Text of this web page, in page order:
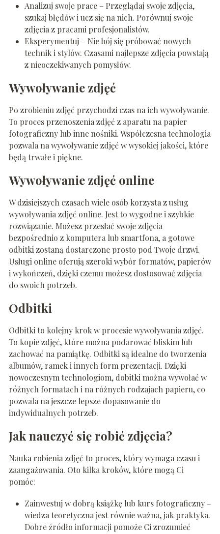
Analizuj swoje prace – Przeglądaj swoje zdjęcia,
szukaj błędów i ucz się na nich. Porównuj swoje
zdjęcia z pracami profesjonalistów.
Eksperymentuj – Nie bój się próbować nowych
technik i stylów. Czasami najlepsze zdjęcia powstają
z nieoczekiwanych pomysłów.
Wywoływanie zdjęć
Po zrobieniu zdjęć przychodzi czas na ich wywoływanie.
To proces przenoszenia zdjęć z aparatu na papier
fotograficzny lub inne nośniki. Współczesna technologia
pozwala na wywoływanie zdjęć w wysokiej jakości, które
będą trwałe i piękne.
Wywoływanie zdjęć online
W dzisiejszych czasach wiele osób korzysta z usług
wywoływania zdjęć online. Jest to wygodne i szybkie
rozwiązanie. Możesz przesłać swoje zdjęcia
bezpośrednio z komputera lub smartfona, a gotowe
odbitki zostaną dostarczone prosto pod Twoje drzwi.
Usługi online oferują szeroki wybór formatów, papierów
i wykończeń, dzięki czemu możesz dostosować zdjęcia
do swoich potrzeb.
Odbitki
Odbitki to kolejny krok w procesie wywoływania zdjęć.
To kopie zdjęć, które można podarować bliskim lub
zachować na pamiątkę. Odbitki są idealne do tworzenia
albumów, ramek i innych form prezentacji. Dzięki
nowoczesnym technologiom, dobitki można wywołać w
różnych formatach i na różnych rodzajach papieru, co
pozwala na jeszcze lepsze dopasowanie do
indywidualnych potrzeb.
Jak nauczyć się robić zdjęcia?
Nauka robienia zdjęć to proces, który wymaga czasu i
zaangażowania. Oto kilka kroków, które mogą Ci
pomóc:
Zainwestuj w dobrą książkę lub kurs fotograficzny –
wiedza teoretyczna jest równie ważna, jak praktyka.
Dobre źródło informacji pomoże Ci zrozumieć